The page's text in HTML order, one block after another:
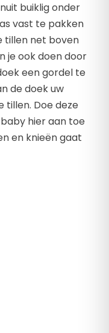
buiklig onder
vast te pakken
tillen net boven
je ook doen door
een gordel te
de doek uw
tillen. Doe deze
hier aan toe
en knieën gaat